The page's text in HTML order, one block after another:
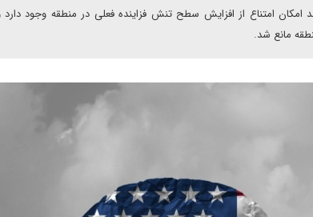
امتناع از افزایش سطح تنش فزاینده فعلی در منطقه وجود دارد
مانع شد.